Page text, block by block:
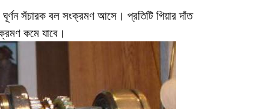
সঁচারক বল সংক্রমণ আসে। প্রতিটি গিয়ার দাঁত
কমে যাবে।